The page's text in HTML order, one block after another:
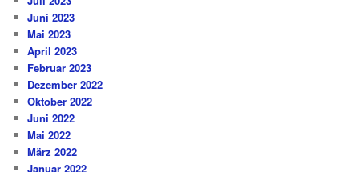
Juni 2023
Mai 2023
April 2023
Februar 2023
Dezember 2022
Oktober 2022
Juni 2022
Mai 2022
März 2022
Januar 2022